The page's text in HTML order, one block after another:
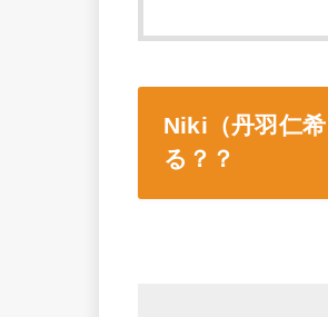
Niki（丹羽仁
る？？